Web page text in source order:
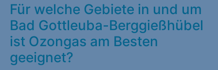
Für welche Gebiete in und um
Bad Gottleuba-Berggießhübel
ist Ozongas am Besten
geeignet?